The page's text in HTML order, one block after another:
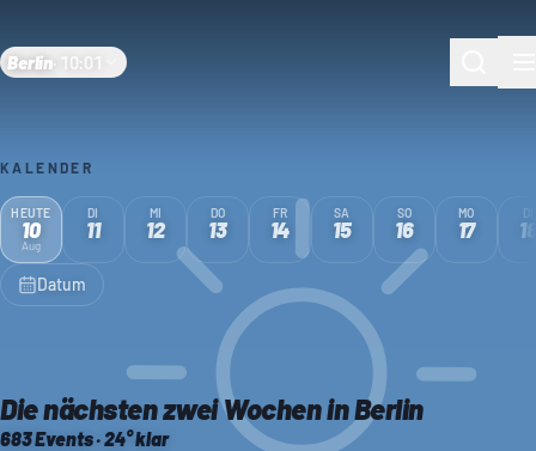
Berlin 10:01
KALENDER
HEUTE
10
Aug
DI
11
MI
12
DO
13
FR
14
SA
15
SO
16
MO
17
DI
Datum
Die nächsten zwei Wochen in Berlin
683 Events · 24° klar